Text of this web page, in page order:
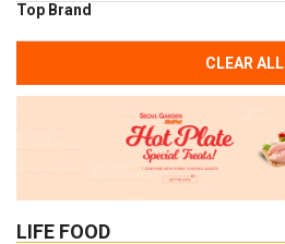
Top Brand
CLEAR ALL
LIFE FOOD